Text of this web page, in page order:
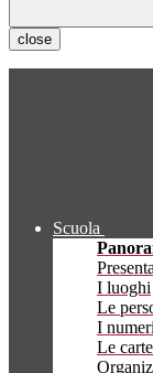
close
Scuola
I luoghi
Le
I
Le